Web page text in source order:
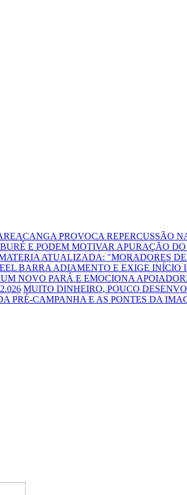
PROVOCA REPERCUSSÃO
E PODEM MOTIVAR APURAÇÃO
ATUALIZADA: "MORADORES
BARRA ADIAMENTO E EXIGE
NOVO PARÁ E EMOCIONA
MUITO DINHEIRO, POUCO
PRÉ-CAMPANHA E AS PONTES DA